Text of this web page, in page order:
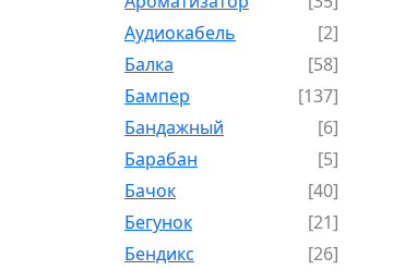
Аудиокабель
[2]
Балка
[58]
Бампер
[137]
Бандажный
[6]
Барабан
[5]
Бачок
[40]
Бегунок
[21]
Бендикс
[26]